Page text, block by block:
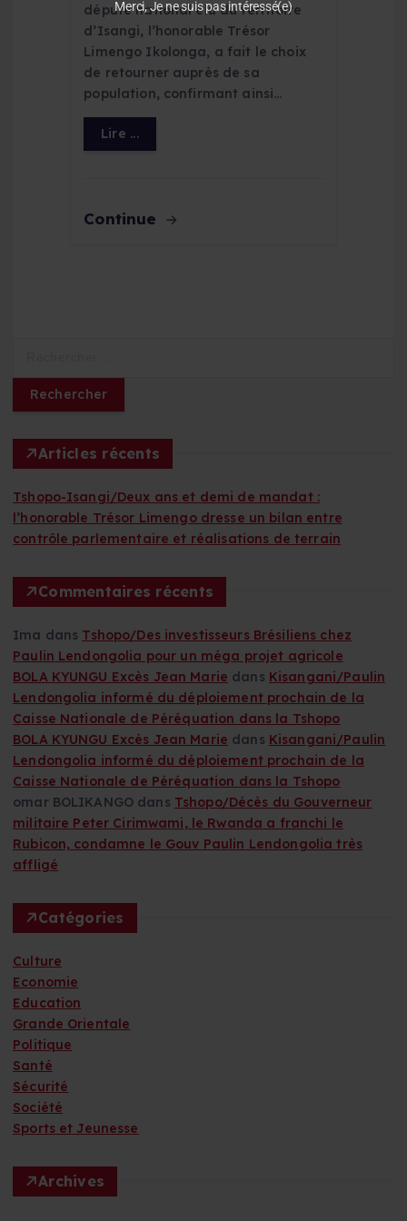
député national élu du territoire
d’Isangi, l’honorable Trésor
Limengo Ikolonga, a fait le choix
de retourner auprès de sa
population, confirmant ainsi…
Lire ...
Continue
h
c
h
e
r
:
Articles récents
Tshopo-Isangi/Deux ans et demi de mandat :
l’honorable Trésor Limengo dresse un bilan entre
contrôle parlementaire et réalisations de terrain
Commentaires récents
Ima dans Tshopo/Des investisseurs Brésiliens chez
Paulin Lendongolia pour un méga projet agricole
BOLA KYUNGU Excès Jean Marie dans Kisangani/Paulin
Lendongolia informé du déploiement prochain de la
Caisse Nationale de Péréquation dans la Tshopo
BOLA KYUNGU Excès Jean Marie dans Kisangani/Paulin
Lendongolia informé du déploiement prochain de la
Caisse Nationale de Péréquation dans la Tshopo
omar BOLIKANGO dans Tshopo/Décès du Gouverneur
militaire Peter Cirimwami, le Rwanda a franchi le
Rubicon, condamne le Gouv Paulin Lendongolia très
affligé
Catégories
Culture
Economie
Education
Grande Orientale
Politique
Santé
Sécurité
Société
Sports et Jeunesse
Archives
Merci, Je ne suis pas intéressé(e)